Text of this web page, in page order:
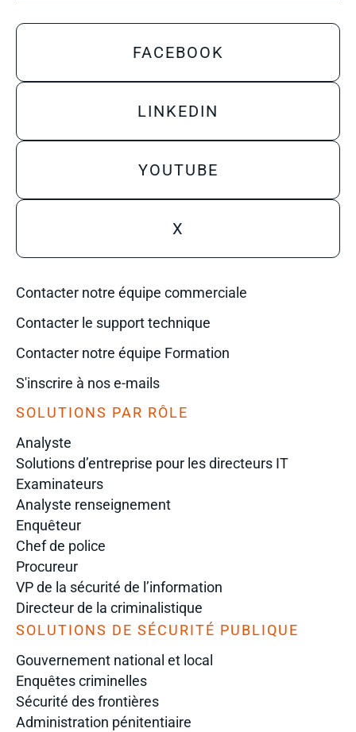
FACEBOOK
LINKEDIN
YOUTUBE
X
Contacter notre équipe commerciale
Contacter le support technique
Contacter notre équipe Formation
S'inscrire à nos e-mails
SOLUTIONS PAR RÔLE
Analyste
Solutions d’entreprise pour les directeurs IT
Examinateurs
Analyste renseignement
Enquêteur
Chef de police
Procureur
VP de la sécurité de l’information
Directeur de la criminalistique
SOLUTIONS DE SÉCURITÉ PUBLIQUE
Gouvernement national et local
Enquêtes criminelles
Sécurité des frontières
Administration pénitentiaire